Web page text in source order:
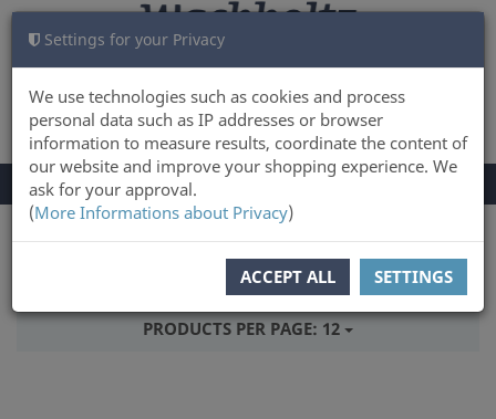
Settings for your Privacy
We use technologies such as cookies and process
personal data such as IP addresses or browser
information to measure results, coordinate the content of
our website and improve your shopping experience. We
ask for your approval.
(More Informations about Privacy)
ACCEPT ALL SETTINGS
LOG IN CART 0
TOGGLE
NAVIGATION
Menu
RELEASEDATE
PRODUCTS PER PAGE: 12